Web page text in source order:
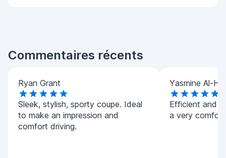
Commentaires récents
Ryan Grant
Sleek, stylish, sporty coupe. Ideal
to make an impression and
comfort driving.
Yasmine Al-
Efficient and
a very